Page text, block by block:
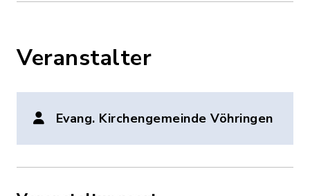
Veranstalter
Evang. Kirchengemeinde Vöhringen